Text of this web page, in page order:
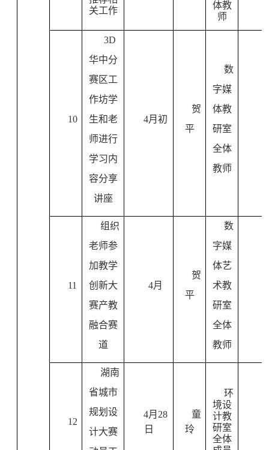
关工作
体教
师
10
3D
华中分
赛区工
作坊学
生和老
师进行
学习内
容分享
讲座
4月初
贺
平
数
字媒
体教
研室
全体
教师
11
组织
老师参
加教学
创新大
赛产教
融合赛
道
4月
贺
平
数
字媒
体艺
术教
研室
全体
教师
12
湖南
省城市
规划设
计大赛
4月 28
日
童
玲
环
境设
计教
研室
全体